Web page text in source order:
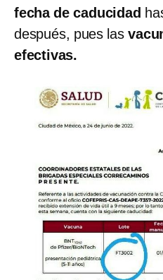
fecha de caducidad
después, pues las
efectivas.